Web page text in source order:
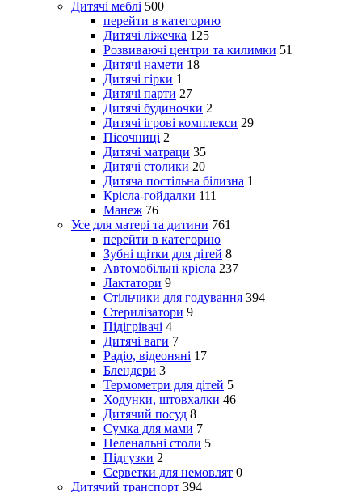
Дитячі меблі 500
перейти в категорию
Дитячі ліжечка 125
Розвиваючі центри та килимки 51
Дитячі намети 18
Дитячі гірки 1
Дитячі парти 27
Дитячі будиночки 2
Дитячі ігрові комплекси 29
Пісочниці 2
Дитячі матраци 35
Дитячі столики 20
Дитяча постільна білизна 1
Крісла-гойдалки 111
Манеж 76
Усе для матері та дитини 761
перейти в категорию
Зубні щітки для дітей 8
Автомобільні крісла 237
Лактатори 9
Стільчики для годування 394
Стерилізатори 9
Підігрівачі 4
Дитячі ваги 7
Радіо, відеоняні 17
Блендери 3
Термометри для дітей 5
Ходунки, штовхалки 46
Дитячий посуд 8
Сумка для мами 7
Пеленальні столи 5
Підгузки 2
Серветки для немовлят 0
Дитячий транспорт 394